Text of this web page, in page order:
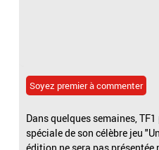
Soyez premier à commenter
Dans quelques semaines,
spéciale de son célèbre jeu